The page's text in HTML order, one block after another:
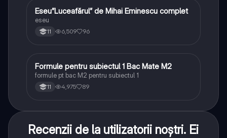
Limba și literatura română
Eseu”Luceafărul” de Mihai Eminescu complet
eseu
11 6,509 96
Matematică
Formule pentru subiectul 1 Bac Mate M2
formule pt bac M2 pentru subiectul 1
11 4,975 89
Recenzii de la utilizatorii noștri. Ei